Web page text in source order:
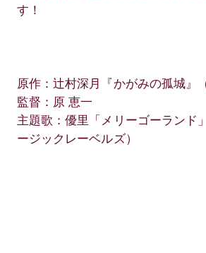
す！
原作：辻村深月『かがみの孤城』
監督：原 恵一
主題歌：優里「メリーゴーランド
ージックレーベルズ）